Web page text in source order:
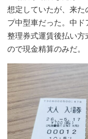
想定していたが、来
プ中型車だった。中
整理券式運賃後払い
ので現金精算のみだ。